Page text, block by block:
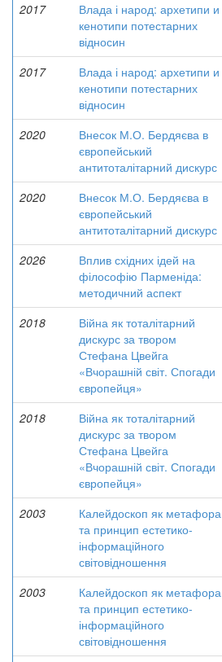
2017
Влада і народ: архетипи и
кенотипи потестарних
відносин
2017
Влада і народ: архетипи и
кенотипи потестарних
відносин
2020
Внесок М.О. Бердяєва в
європейський
антитоталітарний дискурс
2020
Внесок М.О. Бердяєва в
європейський
антитоталітарний дискурс
2026
Вплив східних ідей на
філософію Парменіда:
методичний аспект
2018
Війна як тоталітарний
дискурс за твором
Стефана Цвейга
«Вчорашній світ. Спогади
європейця»
2018
Війна як тоталітарний
дискурс за твором
Стефана Цвейга
«Вчорашній світ. Спогади
європейця»
2003
Калейдоскоп як метафора
та принцип естетико-
інформаційного
світовідношення
2003
Калейдоскоп як метафора
та принцип естетико-
інформаційного
світовідношення